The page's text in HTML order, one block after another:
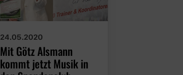
24.05.2020
Mit Götz Alsmann
kommt jetzt Musik in